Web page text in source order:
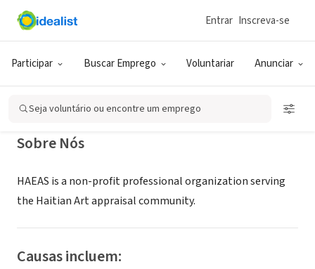
Participar Buscar Emprego Voluntariar Anunciar
Entrar Inscreva-se
Seja voluntário ou encontre um emprego
ONG (SETOR SOCIAL)
HAEAS
Sobre Nós
HAEAS is a non-profit professional organization serving
the Haitian Art appraisal community.
Causas incluem: